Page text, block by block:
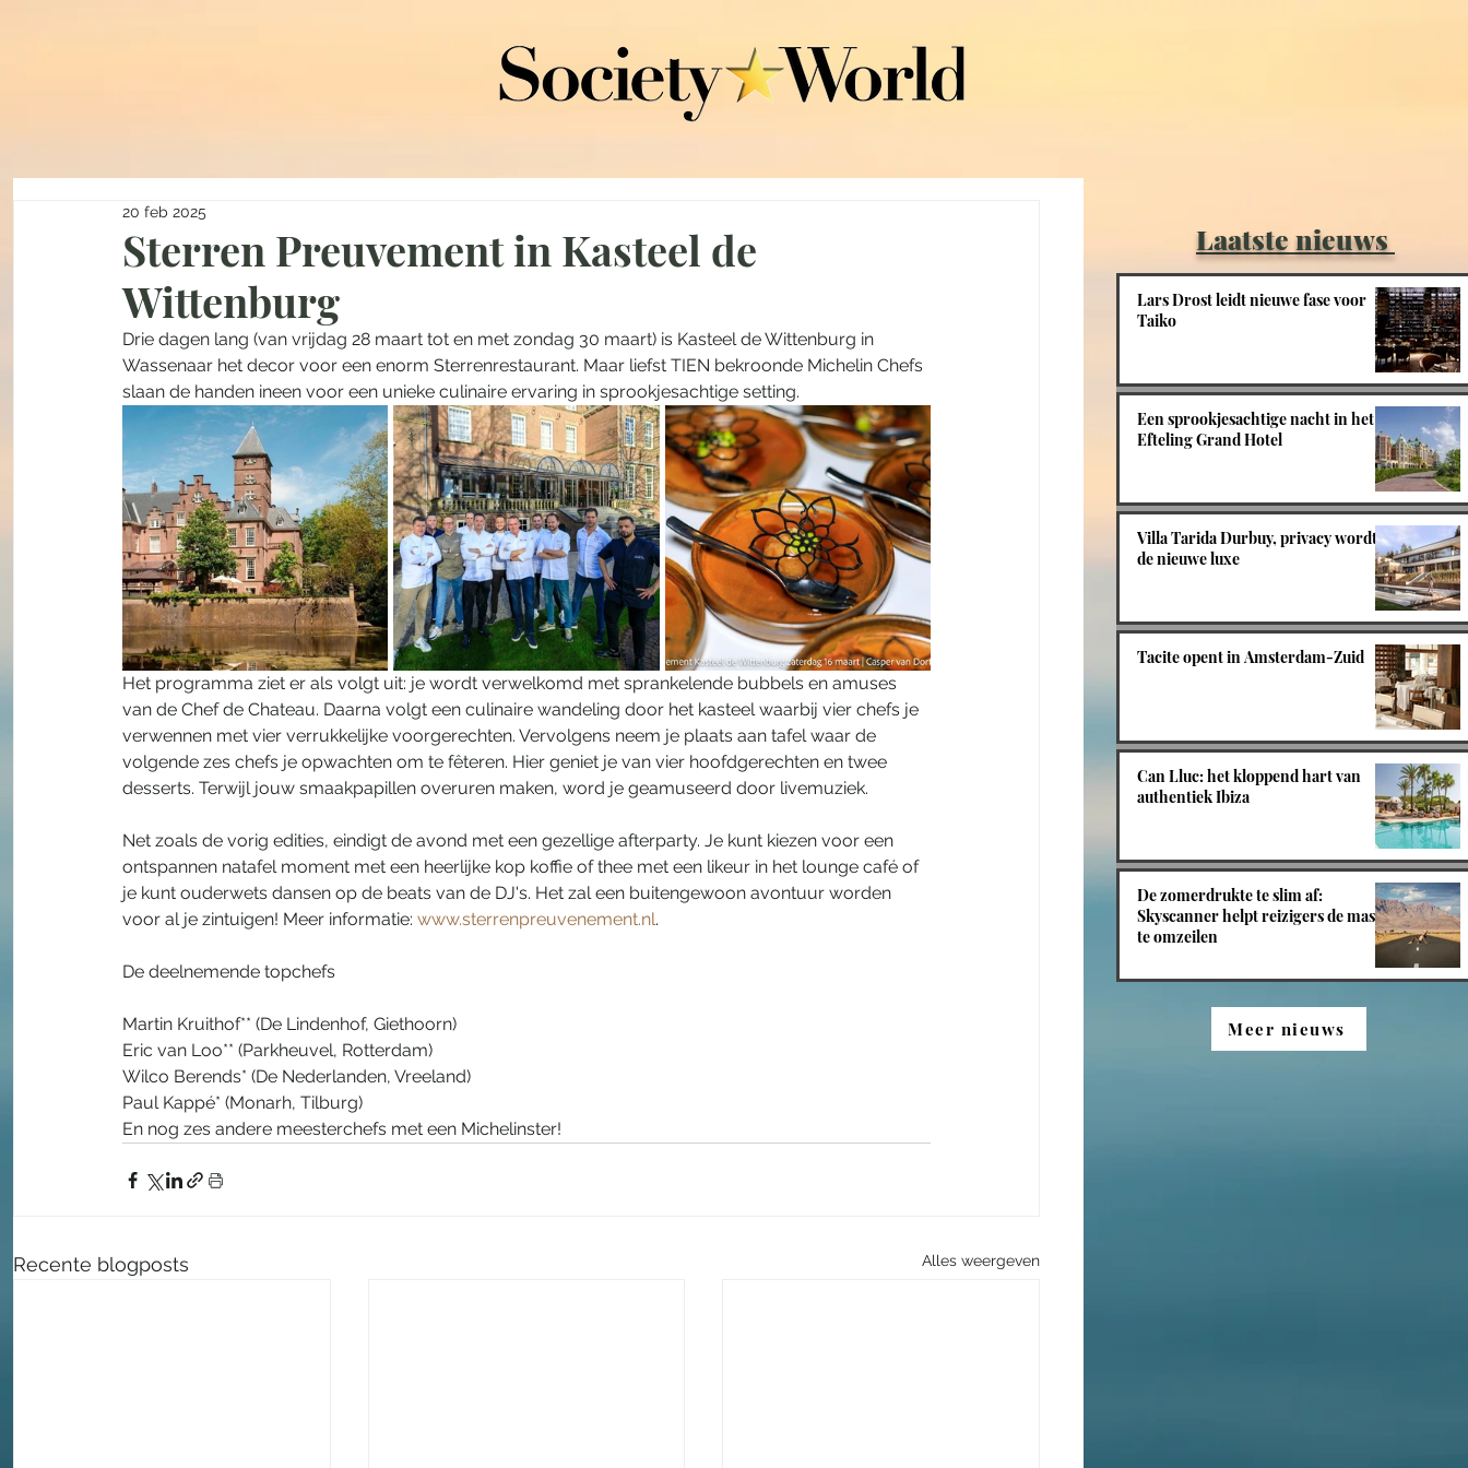
Sterren Preuvement in Kasteel de
Wittenburg
20 feb 2025
Drie dagen lang (van vrijdag 28 maart tot en met zondag 30 maart) is Kasteel de Wittenburg in
Wassenaar het decor voor een enorm Sterrenrestaurant. Maar liefst TIEN bekroonde Michelin Chefs
slaan de handen ineen voor een unieke culinaire ervaring in sprookjesachtige setting.
Het programma ziet er als volgt uit: je wordt verwelkomd met sprankelende bubbels en amuses
van de Chef de Chateau. Daarna volgt een culinaire wandeling door het kasteel waarbij vier chefs je
verwennen met vier verrukkelijke voorgerechten. Vervolgens neem je plaats aan tafel waar de
volgende zes chefs je opwachten om te fêteren. Hier geniet je van vier hoofdgerechten en twee
desserts. Terwijl jouw smaakpapillen overuren maken, word je geamuseerd door livemuziek.
Net zoals de vorig edities, eindigt de avond met een gezellige afterparty. Je kunt kiezen voor een
ontspannen natafel moment met een heerlijke kop koffie of thee met een likeur in het lounge café of
je kunt ouderwets dansen op de beats van de DJ's. Het zal een buitengewoon avontuur worden
voor al je zintuigen! Meer informatie: www.sterrenpreuvenement.nl.
De deelnemende topchefs
Martin Kruithof** (De Lindenhof, Giethoorn)
Eric van Loo** (Parkheuvel, Rotterdam)
Wilco Berends* (De Nederlanden, Vreeland)
Paul Kappé* (Monarh, Tilburg)
En nog zes andere meesterchefs met een Michelinster!
Recente blogposts Alles weergeven
Laatste nieuws
Lars Drost leidt nieuwe fase voor
Taiko
Een sprookjesachtige nacht in het
Efteling Grand Hotel
Villa Tarida Durbuy, privacy wordt
de nieuwe luxe
Tacite opent in Amsterdam-Zuid
Can Lluc: het kloppend hart van
authentiek Ibiza
De zomerdrukte te slim af:
Skyscanner helpt reizigers de massa
te omzeilen
Meer nieuws